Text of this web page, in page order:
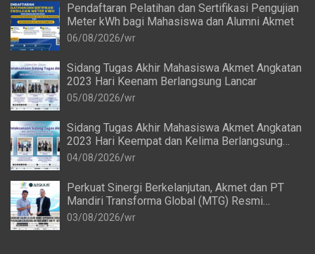
Pendaftaran Pelatihan dan Sertifikasi Pengujian
Meter kWh bagi Mahasiswa dan Alumni Akmet
06/08/2026 wr
Sidang Tugas Akhir Mahasiswa Akmet Angkatan
2023 Hari Keenam Berlangsung Lancar
05/08/2026 wr
Sidang Tugas Akhir Mahasiswa Akmet Angkatan
2023 Hari Keempat dan Kelima Berlangsung
Lancar
04/08/2026 wr
Perkuat Sinergi Berkelanjutan, Akmet dan PT
Mandiri Transforma Global (MTG) Resmi
Perpanjang Perjanjian Kerja Sama
03/08/2026 wr